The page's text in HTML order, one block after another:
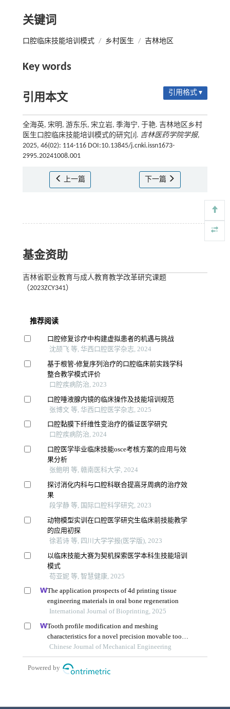
关键词
口腔临床技能培训模式 / 乡村医生 / 吉林地区
Key words
引用本文 引用格式 ▾
全海英, 宋明, 游东乐, 宋立岩, 季海宁, 于艳. 吉林地区乡村
医生口腔临床技能培训模式的研究[J]. 吉林医药学院学报,
2025, 46(02): 114-116 DOI:10.13845/j.cnki.issn1673-
2995.20241008.001
上一篇 下一篇
基金资助
吉林省职业教育与成人教育教学改革研究课题
（2023ZCY341）